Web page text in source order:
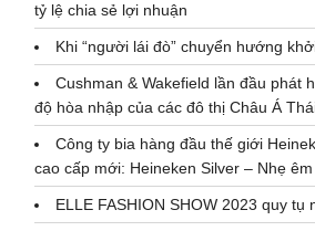
tỷ lệ chia sẻ lợi nhuận
Khi “người lái đò” chuyển hướng
Cushman & Wakefield lần đầu phát
độ hòa nhập của các đô thị Châu Á
Công ty bia hàng đầu thế giới
cao cấp mới: Heineken Silver – Nhẹ
ELLE FASHION SHOW 2023 quy tụ